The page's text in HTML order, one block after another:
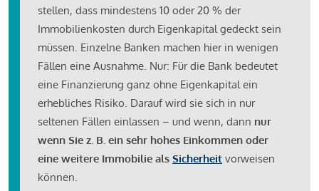
stellen, dass mindestens 10 oder 20 % der
Immobilienkosten durch Eigenkapital gedeckt sein
müssen. Einzelne Banken machen hier in wenigen
Fällen eine Ausnahme. Nur: Für die Bank bedeutet
eine Finanzierung ganz ohne Eigenkapital ein
erhebliches Risiko. Darauf wird sie sich in nur
seltenen Fällen einlassen – und wenn, dann nur
wenn Sie z. B. ein sehr hohes Einkommen oder
eine weitere Immobilie als Sicherheit vorweisen
können.